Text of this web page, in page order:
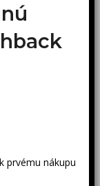
prvému nákupu